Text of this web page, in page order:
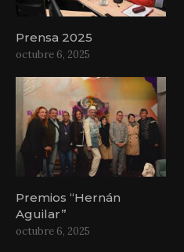
Prensa 2025
octubre 6, 2025
Premios “Hernán
Aguilar”
octubre 6, 2025